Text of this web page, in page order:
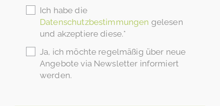
Ich habe die
Datenschutzbestimmungen gelesen
und akzeptiere diese.*
Ja, ich möchte regelmäßig über neue
Angebote via Newsletter informiert
werden.